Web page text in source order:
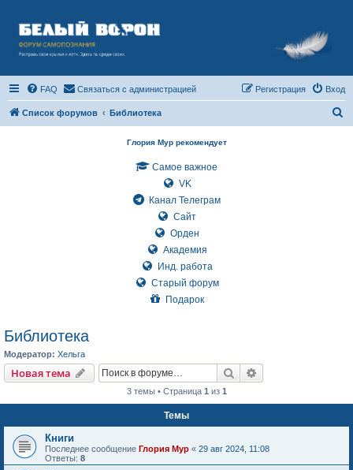
FAQ Связаться с администрацией Вход
Регистрация
Список форумов Библиотека
Глория Мур рекомендует
Самое важное
VK
Канал Телеграм
Сайт
Орден
Академия
Инд. работа
Старый форум
Подарок
Библиотека
Модератор: Хельга
Новая тема Поиск
3 темы • Страница 1 из 1
Темы
Книги
Последнее сообщение Глория Мур « 29 авг 2024, 11:08
Ответы: 8